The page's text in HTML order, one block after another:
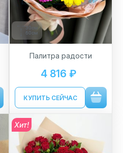
30см
60см
Палитра радости
4 816 ₽
КУПИТЬ СЕЙЧАС
Хит!